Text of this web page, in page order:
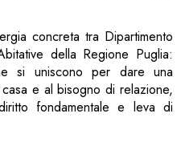
concreta tra Dipartimento
della Regione Puglia:
si uniscono per dare una
e al bisogno di relazione,
fondamentale e leva di